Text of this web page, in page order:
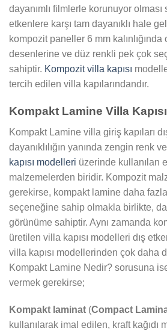
dayanımlı filmlerle korunuyor olması
etkenlere karşı tam dayanıklı hale
kompozit paneller 6 mm
desenlerine ve düz renkli pek çok
sahiptir. Kompozit villa kapısı
tercih edilen villa kapılarındandır.
Kompakt Lamine Villa
Kompakt Lamine villa giriş kapıları
dayanıklılığın yanında zengin renk
kapısı modelleri üzerinde kullanılan
malzemelerden biridir. Kompozit
gerekirse, kompakt lamine daha
seçeneğine sahip olmakla birlikte,
görünüme sahiptir. Aynı zamanda
üretilen villa kapısı modelleri dış
villa kapısı modellerinden çok daha
Kompakt Lamine Nedir? sorusuna
vermek gerekirse;
Kompakt laminat (Compact
kullanılarak imal edilen, kraft kağıdı